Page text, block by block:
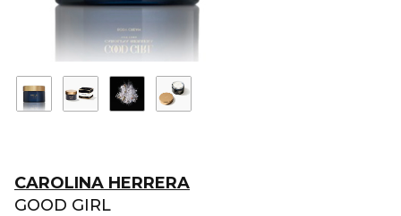
CAROLINA HERRERA
GOOD GIRL